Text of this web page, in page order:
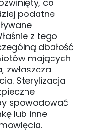
co
podatne
z tego
dbałość
mających
zwłaszcza
Sterylizacja
spowodować
lub inne